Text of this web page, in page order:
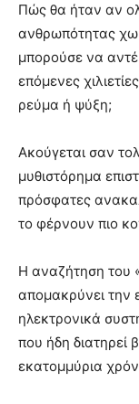
Πώς θα ήταν αν
ανθρωπότητας
μπορούσε να
επόμενες
ρεύμα ή ψύξη;
Ακούγεται σαν
μυθιστόρημα
πρόσφατες
το φέρνουν πιο
Η αναζήτηση του
απομακρύνει την
ηλεκτρονικά
που ήδη διατηρεί
εκατομμύρια